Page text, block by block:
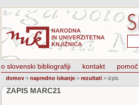
o slovenski bibliografiji kontakt pomoč
domov > napredno iskanje > rezultati > izpis
ZAPIS MARC21